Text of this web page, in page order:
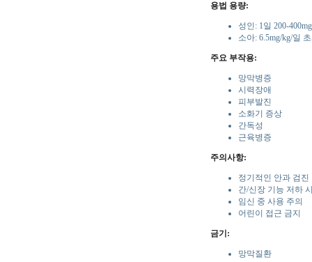
용법 용량:
성인: 1일 200-400mg
소아: 6.5mg/kg/일
주요 부작용:
망막병증
시력장애
피부발진
소화기 증상
간독성
근육병증
주의사항:
정기적인 안과 검진
간/신장 기능 저하
임신 중 사용 주의
어린이 접근 금지
금기:
망막질환